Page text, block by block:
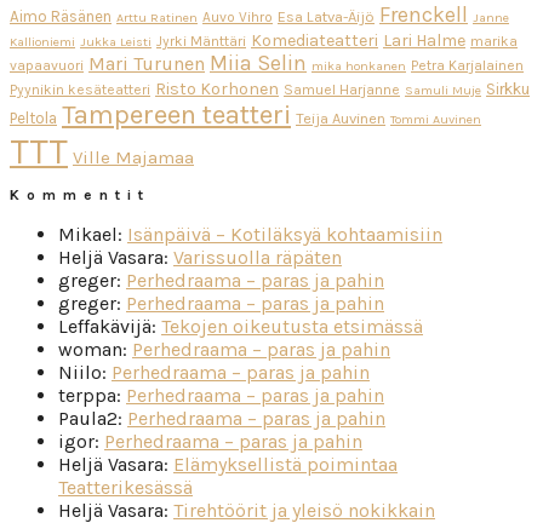
Aimo Räsänen Arttu Ratinen Auvo Vihro Esa Latva-Äijö Frenckell Janne
Kallioniemi Jukka Leisti Jyrki Mänttäri Komediateatteri Lari Halme marika
vapaavuori Mari Turunen Miia Selin mika honkanen Petra Karjalainen
Pyynikin kesäteatteri Risto Korhonen Samuel Harjanne Samuli Muje Sirkku
Peltola Tampereen teatteri Teija Auvinen Tommi Auvinen
TTT Ville Majamaa
Kommentit
Mikael: Isänpäivä – Kotiläksyä kohtaamisiin
Heljä Vasara: Varissuolla räpäten
greger: Perhedraama – paras ja pahin
greger: Perhedraama – paras ja pahin
Leffakävijä: Tekojen oikeutusta etsimässä
woman: Perhedraama – paras ja pahin
Niilo: Perhedraama – paras ja pahin
terppa: Perhedraama – paras ja pahin
Paula2: Perhedraama – paras ja pahin
igor: Perhedraama – paras ja pahin
Heljä Vasara: Elämyksellistä poimintaa
Teatterikesässä
Heljä Vasara: Tirehtöörit ja yleisö nokikkain